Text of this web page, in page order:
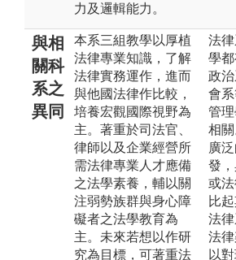
力及邏輯能力。
與相
關科
系之
異同
本系三組教學以厚植
法律專業知識，了解
法律實務運作，進而
與他國法律作比較，
培養宏觀國際視野為
主。著重於司法官、
律師以及企業經營所
需法律專業人才應備
之法學素養，輔以關
注弱勢族群與身心障
礙者之法學教育為
主。未來若想以作研
究為目標，可著重法
法
學
政
會
管
相
廣
發
或法
比
法
法
以